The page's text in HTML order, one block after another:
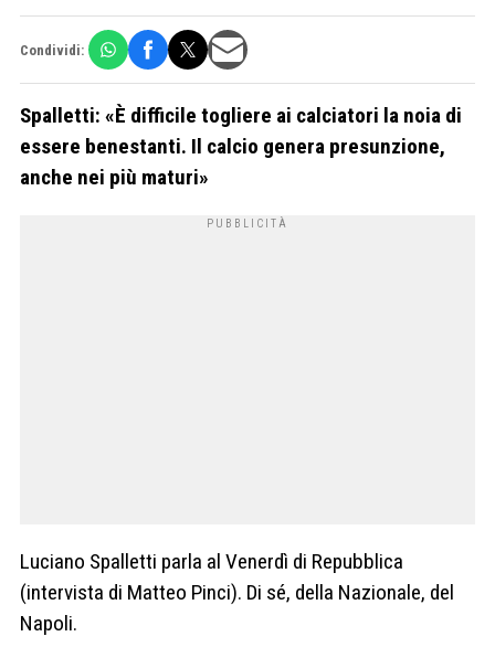
Condividi:
Spalletti: «È difficile togliere ai calciatori la noia di
essere benestanti. Il calcio genera presunzione,
anche nei più maturi»
Luciano Spalletti parla al Venerdì di Repubblica
(intervista di Matteo Pinci). Di sé, della Nazionale, del
Napoli.